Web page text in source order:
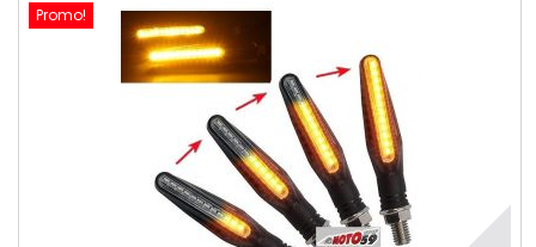
Promo!